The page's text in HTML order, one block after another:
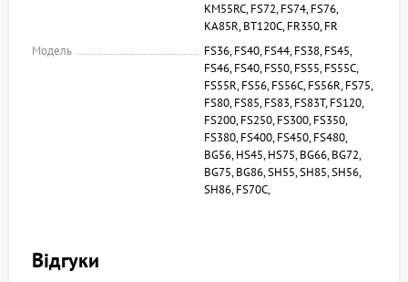
KM55RC, FS72, FS74, FS76,
KA85R, BT120C, FR350, FR
Модель
FS36, FS40, FS44, FS38, FS45,
FS46, FS40, FS50, FS55, FS55C,
FS55R, FS56, FS56C, FS56R, FS75,
FS80, FS85, FS83, FS83T, FS120,
FS200, FS250, FS300, FS350,
FS380, FS400, FS450, FS480,
BG56, HS45, HS75, BG66, BG72,
BG75, BG86, SH55, SH85, SH56,
SH86, FS70C,
Відгуки